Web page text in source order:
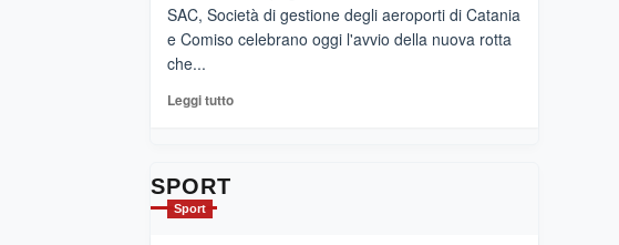
quasi….
pronti
dell’Etna
SAC, Società di gestione degli aeroporti di Catania
e Comiso celebrano oggi l'avvio della nuova rotta
che...
Leggi tuttoLeggi
SPORT
Sport